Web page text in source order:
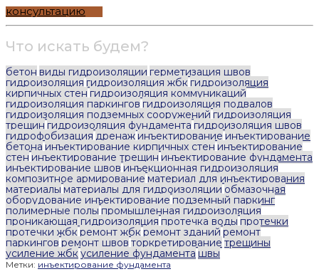
консультацию
Что искать будем?
бетон виды гидроизоляции герметизация швов
гидроизоляция гидроизоляция жбк гидроизоляция
кирпичных стен гидроизоляция коммуникаций
гидроизоляция паркингов гидроизоляция подвалов
гидроизоляция подземных сооружений гидроизоляция
трещин гидроизоляция фундамента гидроизоляция швов
гидрофобизация дренаж инъектирование инъектирование
бетона инъектирование кирпичных стен инъектирование
стен инъектирование трещин инъектирование фундамента
инъектирование швов инъекционная гидроизоляция
композитное армирование материал для инъектирования
материалы материалы для гидроизоляции обмазочная
оборудование инъектирование подземный паркинг
полимерные полы промышленная гидроизоляция
проникающая гидроизоляция протечка воды протечки
протечки жбкремонт жбкремонт зданий ремонт
паркингов ремонт швов торкретирование трещины
усиление жбкусиление фундамента швы
Метки: инъектирование фундамента